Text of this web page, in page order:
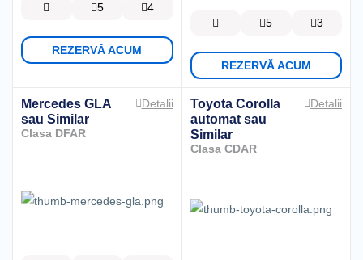
5 4
REZERVĂ ACUM
5 3
REZERVĂ ACUM
Mercedes GLA
sau Similar
Clasa DFAR
Detalii
Toyota Corolla
automat sau
Similar
Clasa CDAR
Detalii